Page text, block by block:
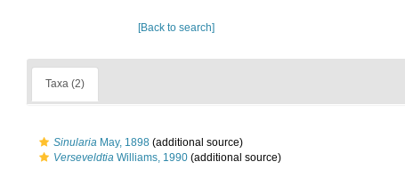
[Back to search]
Taxa (2)
Sinularia May, 1898 (additional source)
Verseveldtia Williams, 1990 (additional source)